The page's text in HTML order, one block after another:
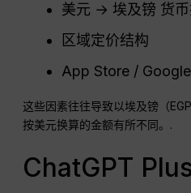
美元 → 埃及镑 货
区域定价结构
App Store /
这些因素往往导致以埃及镑（
按美元换算的金额有所不同。.
ChatGPT